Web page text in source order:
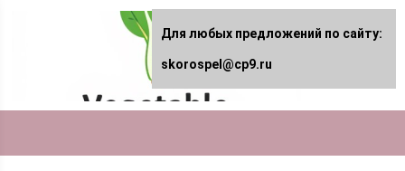
Для любых предложений по сайту:
skorospel@cp9.ru